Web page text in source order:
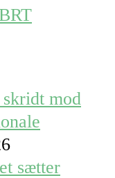
mod
sætter